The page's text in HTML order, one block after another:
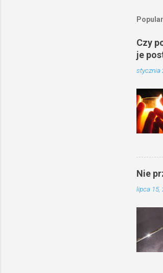
ś
i
j
k
o
n
t
a
r
z
Czy
je
stycznia
Nie
lipca 15,